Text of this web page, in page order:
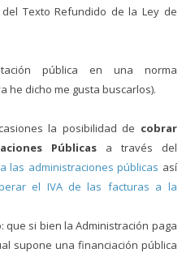
TextoRefundido dela Ley de
pública en una norma
he dichome gustabuscarlos).
la posibilidad de cobrar
Públicasa través del
las administraciones públicas así
el IVA de las facturas a la
: que si bien la Administración paga
supone una financiación pública